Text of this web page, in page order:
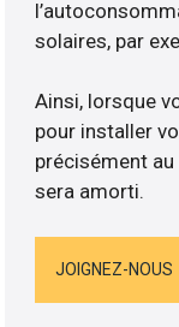
solaires, par
Ainsi, lorsque
pour installer
précisément
sera amorti.
JOIGNEZ-NOUS